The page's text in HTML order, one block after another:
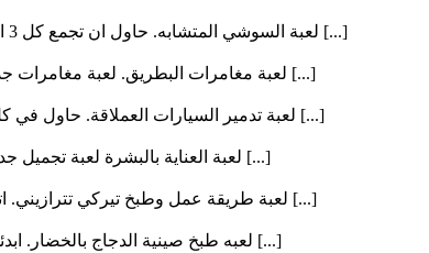
لعبة السوشي المتشابه. حاول ان تجمع كل 3 او اكثر من نفس نوع السوشي حتى تختفى. يجب عليك تسجي [...]
لعبة مغامرات البطريق. لعبة مغامرات جديدة لمحبي العاب القفز . ساعد البطريق في جمع الاسماك و [...]
لعبة تدمير السيارات العملاقة. حاول في كل مرحلة ان تدمر اكبر عدد من السيارت في طريقك و الوص [...]
لعبة العناية بالبشرة لعبة تجميل جديدة . كل ما عليكي هوه اتباع الخطوات للتعلمي كيفية تنظيف [...]
لعبة طريقة عمل وطبخ تيركي تترازيني. اتبعي الخطوات و اعرفي المكونات و طريقة طبخ تيركي تتراز [...]
لعبه طبخ صينية الدجاج بالخضار. ابدئي اللعبة لتتعرفي علي مقادير عمل صينية الدجاج بالخضار. و [...]